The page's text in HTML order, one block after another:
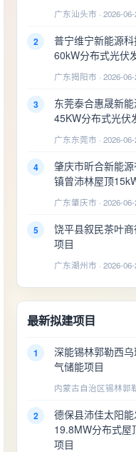
广东汕头市 · 2026-
2
普宁维宁新能源科
60kW分布式光伏
广东揭阳市 · 2026-
3
东莞泰合惠晟新
45KW分布式光伏
广东东莞市 · 2026-
4
肇庆市昕合新能
镇曾沛林屋顶
广东肇庆市 · 2026-
5
饶平县叙民茶叶
项目
广东潮州市 · 2026-
最新拟建项目
1
深能锡林郭勒西
气储能项目
内蒙古自治区锡林郭
2
德保县沛佳太阳
19.8MW分布式屋
项目